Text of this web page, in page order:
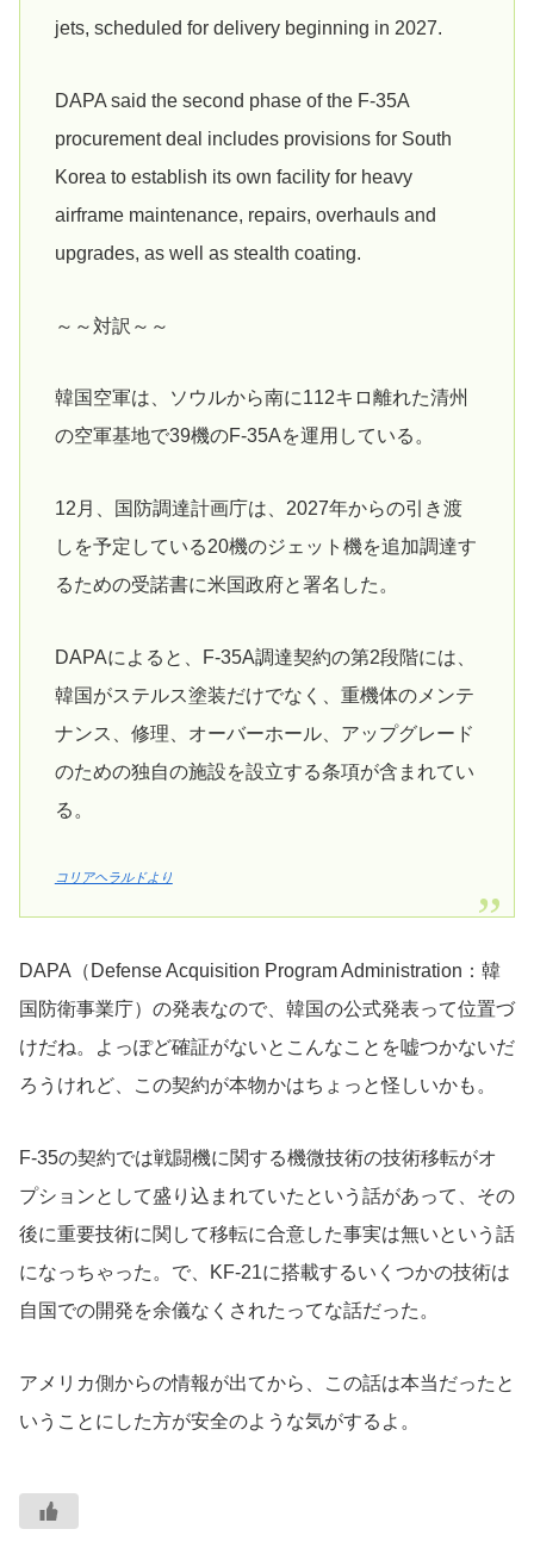
jets, scheduled for delivery beginning in 2027.
DAPA said the second phase of the F-35A
procurement deal includes provisions for South
Korea to establish its own facility for heavy
airframe maintenance, repairs, overhauls and
upgrades, as well as stealth coating.
～～対訳～～
韓国空軍は、ソウルから南に112キロ離れた清州
の空軍基地で39機のF-35Aを運用している。
12月、国防調達計画庁は、2027年からの引き渡
しを予定している20機のジェット機を追加調達す
るための受諾書に米国政府と署名した。
DAPAによると、F-35A調達契約の第2段階には、
韓国がステルス塗装だけでなく、重機体のメンテ
ナンス、修理、オーバーホール、アップグレード
のための独自の施設を設立する条項が含まれてい
る。
コリアヘラルドより
DAPA（Defense Acquisition Program Administration：韓
国防衛事業庁）の発表なので、韓国の公式発表って位置づ
けだね。よっぽど確証がないとこんなことを嘘つかないだ
ろうけれど、この契約が本物かはちょっと怪しいかも。
F-35の契約では戦闘機に関する機微技術の技術移転がオ
プションとして盛り込まれていたという話があって、その
後に重要技術に関して移転に合意した事実は無いという話
になっちゃった。で、KF-21に搭載するいくつかの技術は
自国での開発を余儀なくされたってな話だった。
アメリカ側からの情報が出てから、この話は本当だったと
いうことにした方が安全のような気がするよ。